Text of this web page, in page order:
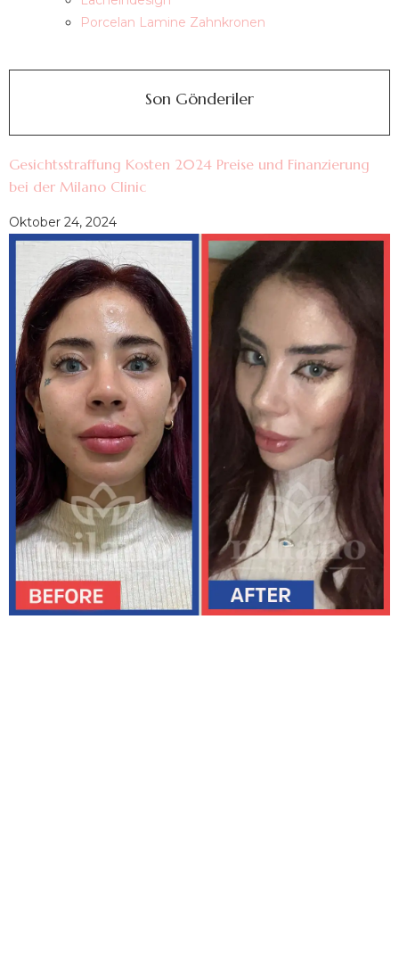
Porcelan Lamine Zahnkronen
Son Gönderiler
Gesichtsstraffung Kosten 2024 Preise und Finanzierung
bei der Milano Clinic
Oktober 24, 2024